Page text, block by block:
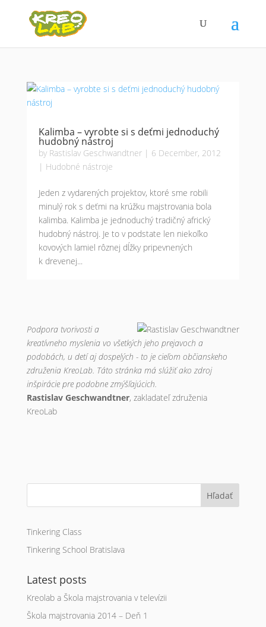
Kalimba – vyrobte si s deťmi jednoduchý
hudobný nástroj
by Rastislav Geschwandtner| 6 December, 2012
| Hudobné nástroje
Jeden z vydarených projektov, ktoré sme robili
minulý rok s deťmi na krúžku majstrovania bola
kalimba. Kalimba je jednoduchý tradičný africký
hudobný nástroj. Je to v podstate len niekoľko
kovových lamiel rôznej dĺžky pripevnených
k drevenej...
Podpora tvorivosti a
kreatívneho myslenia vo všetkých jeho prejavoch a
podobách, u detí aj dospelých - to je cieľom občianskeho
združenia KreoLab. Táto stránka má slúžiť ako zdroj
inšpirácie pre podobne zmýšľajúcich.
Rastislav Geschwandtner, zakladateľ združenia
KreoLab
Hľadať
Tinkering Class
Tinkering School Bratislava
Latest posts
Kreolab a Škola majstrovania v televízii
Škola majstrovania 2014 – Deň 1